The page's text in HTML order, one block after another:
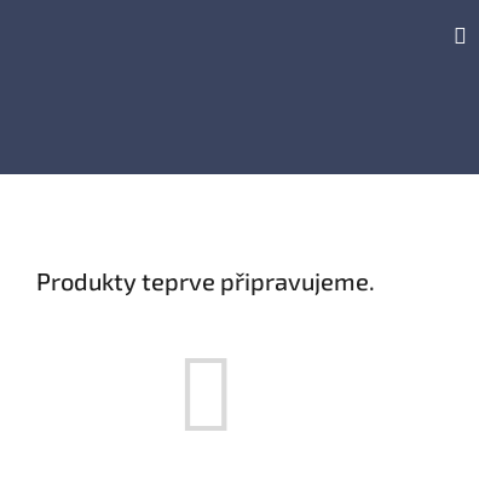
Produkty teprve připravujeme.